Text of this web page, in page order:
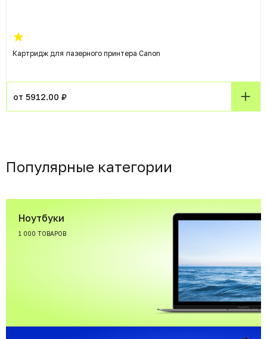
Картридж для лазерного принтера Canon
от 5912.00 ₽
Популярные категории
Ноутбуки
1 000 ТОВАРОВ